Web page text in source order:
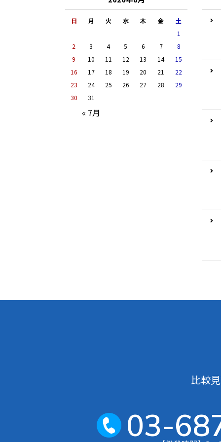
日 月 火 水 木 金 土
« 7月
1
2
3 4 5 6 7
8
9
10 11 12 13 14
15
16
17 18 19 20 21
22
23
24 25 26 27 28
29
30
31
比較
03-